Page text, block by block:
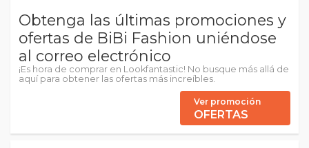
Obtenga las últimas promociones y
ofertas de BiBi Fashion uniéndose
al correo electrónico
¡Es hora de comprar en Lookfantastic! No busque más allá de
aquí para obtener las ofertas más increíbles.
Ver promoción
OFERTAS